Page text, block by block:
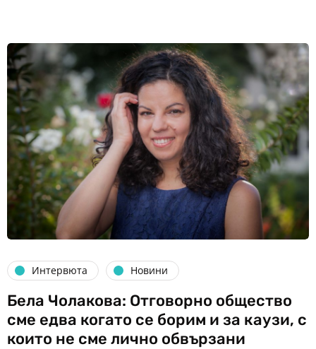
Интервюта Новини
Бела Чолакова: Отговорно общество
сме едва когато се борим и за каузи, с
които не сме лично обвързани